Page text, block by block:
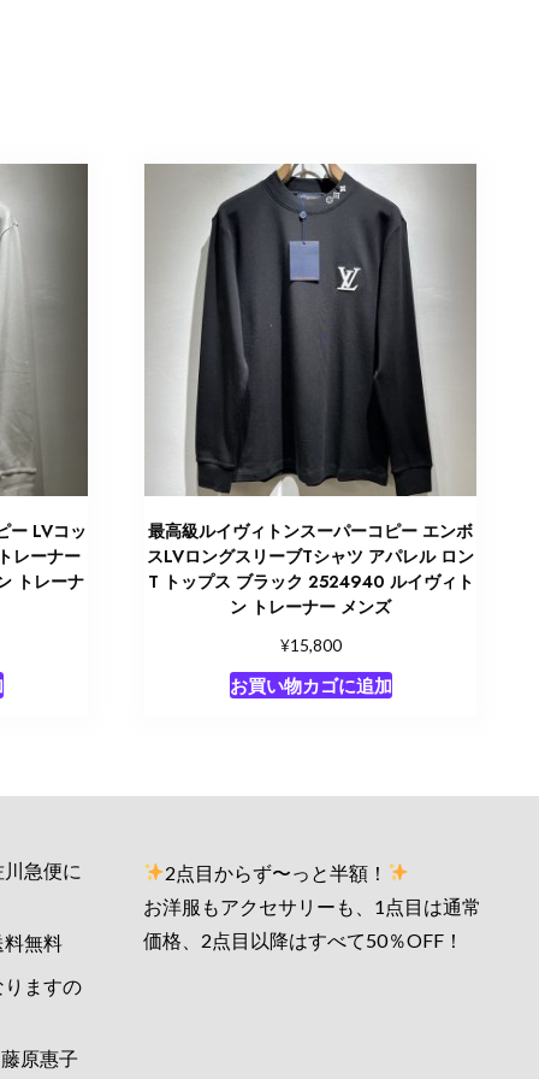
ー LVコッ
レーナー
トレーナ
最高級ルイヴィトンスーパーコピー エンボ
スLVロングスリーブTシャツ アパレル ロン
T トップス ブラック 2524940 ルイヴィト
ン トレーナー メンズ
¥15,800
お買い物カゴに追加
急便に
料無料
ますの
藤原惠子
2点目からず〜っと半額！
お洋服もアクセサリーも、1点目は通常
価格、2点目以降はすべて50％OFF！